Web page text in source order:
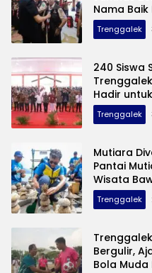
Nama Baik
Trenggalek
240 Siswa
Hadir
Trenggalek
Mutiara
Pantai
Wisata
Trenggalek
Bergulir,
Bola